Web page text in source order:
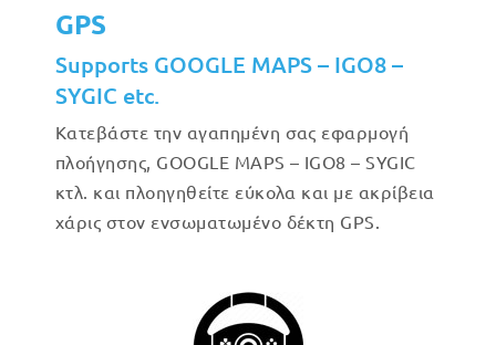
GPS
Supports GOOGLE MAPS – IGO8 –
SYGIC etc.
Κατεβάστε την αγαπημένη σας εφαρμογή
πλοήγησης, GOOGLE MAPS – IGO8 – SYGIC
κτλ. και πλοηγηθείτε εύκολα και με ακρίβεια
χάρις στον ενσωματωμένο δέκτη GPS.